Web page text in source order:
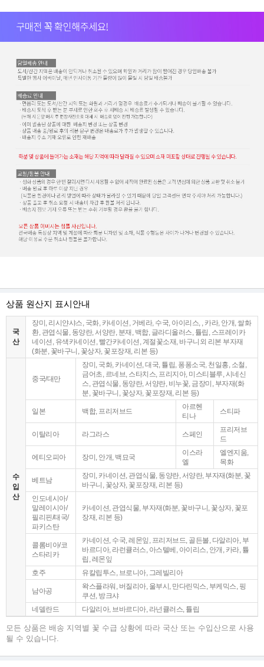
상품 원산지 표시안내
국
산
장미, 리시얀샤스, 국화, 카네이션, 거베라, 수국, 아이리스, , 카라, 안개, 쌀화
환, 관엽식물, 동양란, 서양란, 분재, 백합, 글라디올러스, 튤립, 스프레이카
네이션, 유색카네이션, 빨간카네이션, 계절꽃소재, 바구니외 리본 부자재
(화분, 꽃바구니, 꽃상자, 꽃포장재, 리본 등)
수
입
산
중국/대만
장미, 국화, 카네이션, 대국, 튤립, 퐁퐁소국, 천일홍, 소철,
금어초, 르네브, 스타치스, 프리지아, 미스티블루, 시네신
스, 관엽식물, 동양란, 서양란, 비누꽃, 금장미, 부자재(화
분, 꽃바구니, 꽃상자, 꽃포장재, 리본 등)
일본 백합, 프리저브드
아르헨
티나
스티파
이탈리아 라그라스 스페인
프리저브
드
에티오피아 장미, 안개, 백묘국
이스라
엘
엘엔지움,
목화
베트남
장미, 카네이션, 관엽식물, 동양란, 서양란, 부자재(화분, 꽃
바구니, 꽃상자, 꽃포장재, 리본 등)
인도네시아/
말레이시아/
필리핀/태국/
파키스탄
카네이션, 관엽식물, 부자재(화분, 꽃바구니, 꽃상자, 꽃포
장재, 리본 등)
콜롬비아/코
스타리카
카네이션, 수국, 레몬잎, 프리저브드, 골든볼, 다알리아, 부
바르디아, 라런큘러스, 아스텔베, 아이리스, 안개, 카라, 튤
립, 레몬잎
호주
유칼립투스, 브로니아, 그레빌리아
남아공
왁스플라워, 버질리아, 울부시, 만다린믹스, 부케믹스, 핑
쿠션, 방크샤
네델란드
다알리아, 브바르디아, 라넌큘러스, 튤립
모든 상품은 배송 지역별 꽃 수급 상황에 따라 국산 또는 수입산으로 사용
될 수 있습니다.